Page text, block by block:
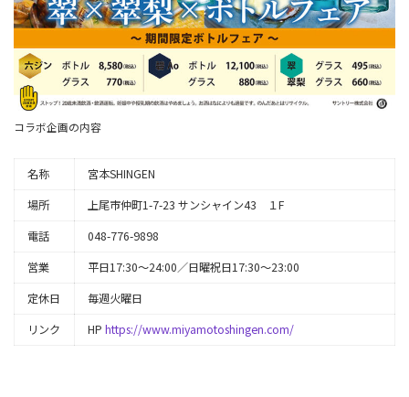
コラボ企画の内容
名称
宮本SHINGEN
場所
上尾市仲町1-7-23 サンシャイン43 １F
電話
048-776-9898
営業
平日17:30～24:00／日曜祝日17:30～23:00
定休日
毎週火曜日
リンク
HP https://www.miyamotoshingen.com/